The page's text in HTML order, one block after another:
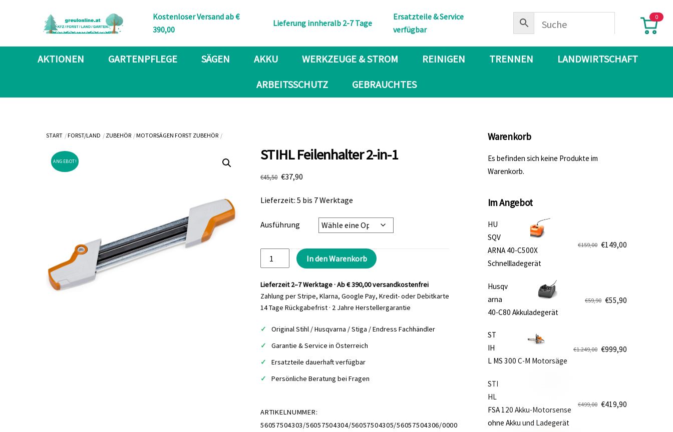
Kostenloser Versand ab €
390,00
Lieferung innheralb 2-7 Tage
Ersatzteile & Service
verfügbar
0
AKTIONEN GARTENPFLEGE SÄGEN AKKU WERKZEUGE & STROM REINIGEN TRENNEN LANDWIRTSCHAFT
ARBEITSSCHUTZ GEBRAUCHTES
START FORST/LAND ZUBEHÖR MOTORSÄGEN FORST ZUBEHÖR
ANGEBOT! STIHL Feilenhalter 2-in-1
€45,50 Ursprünglicher
war:
€37,90
ist:
Lieferzeit: 5 bis 7 Werktage
Ausführung
STIHL
Feilenhalter
2-
in-
1
In den Warenkorb
Lieferzeit 2–7 Werktage · Ab € 390,00 versandkostenfrei
Zahlung per Stripe, Klarna, Google Pay, Kredit- oder Debitkarte
14 Tage Rückgabefrist · 2 Jahre Herstellergarantie
Original Stihl / Husqvarna / Stiga / Endress Fachhändler
Garantie & Service in Österreich
Ersatzteile dauerhaft verfügbar
Persönliche Beratung bei Fragen
ARTIKELNUMMER:
56057504303/56057504304/56057504305/56057504306/0000
Warenkorb
Es befinden sich keine Produkte im
Warenkorb.
Im Angebot
HU
SQV
ARNA 40-C500X
Schnellladegerät
€159,00
Ursprünglicher
Preis
€159,00
€149,00
Aktueller
Preis
€149,00.
Husqv
arna
40-C80 Akkuladegerät
€59,90
war:
€59,90
€55,90
ist:
€55,90.
ST
IH
L MS 300 C-M Motorsäge
€1.249,00
war:
€1.249,00
€999,90
ist:
€999,90.
STI
HL
FSA 120 Akku-Motorsense
ohne Akku und Ladegerät
€499,00
Ursprünglicher
Preis
€419,90
Aktueller
Preis
To